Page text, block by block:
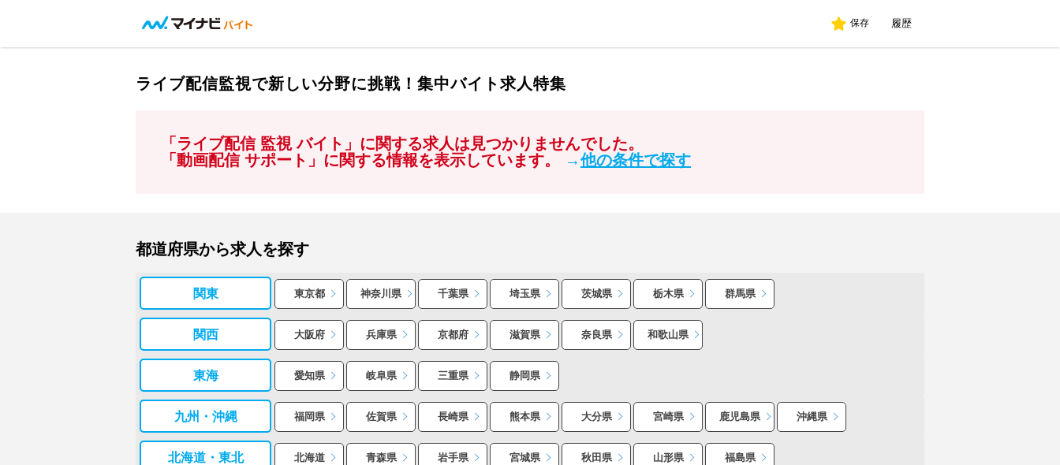
保存 履歴
ライブ配信監視で新しい分野に挑戦！集中バイト求人特集
「ライブ配信 監視 バイト」に関する求人は見つかりませんでした。
「動画配信 サポート」に関する情報を表示しています。
→他の条件で探す
都道府県から求人を探す
関東 東京都 神奈川県 千葉県 埼玉県 茨城県 栃木県 群馬県
関西 大阪府 兵庫県 京都府 滋賀県 奈良県 和歌山県
東海 愛知県 岐阜県 三重県 静岡県
九州・沖縄 福岡県 佐賀県 長崎県 熊本県 大分県 宮崎県 鹿児島県 沖縄県
北海道・東北 北海道 青森県 岩手県 宮城県 秋田県 山形県 福島県